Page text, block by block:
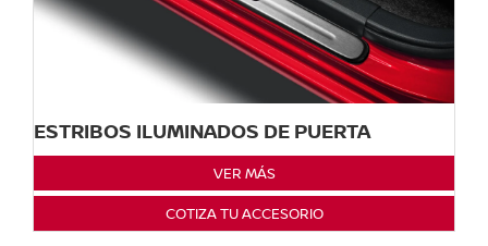
ESTRIBOS ILUMINADOS DE PUERTA
VER MÁS
COTIZA TU ACCESORIO